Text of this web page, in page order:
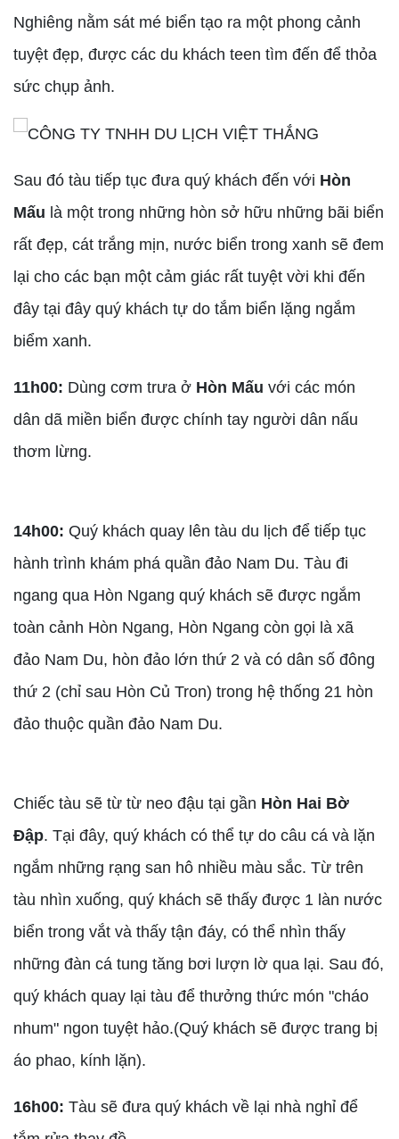
Nghiêng nằm sát mé biển tạo ra một phong cảnh
tuyệt đẹp, được các du khách teen tìm đến để thỏa
sức chụp ảnh.
Sau đó tàu tiếp tục đưa quý khách đến với Hòn
Mấu là một trong những hòn sở hữu những bãi biển
rất đẹp, cát trắng mịn, nước biển trong xanh sẽ đem
lại cho các bạn một cảm giác rất tuyệt vời khi đến
đây tại đây quý khách tự do tắm biển lặng ngắm
biểm xanh.
11h00: Dùng cơm trưa ở Hòn Mấu với các món
dân dã miền biển được chính tay người dân nấu
thơm lừng.
14h00: Quý khách quay lên tàu du lịch để tiếp tục
hành trình khám phá quần đảo Nam Du. Tàu đi
ngang qua Hòn Ngang quý khách sẽ được ngắm
toàn cảnh Hòn Ngang, Hòn Ngang còn gọi là xã
đảo Nam Du, hòn đảo lớn thứ 2 và có dân số đông
thứ 2 (chỉ sau Hòn Củ Tron) trong hệ thống 21 hòn
đảo thuộc quần đảo Nam Du.
Chiếc tàu sẽ từ từ neo đậu tại gần Hòn Hai Bờ
Đập. Tại đây, quý khách có thể tự do câu cá và lặn
ngắm những rạng san hô nhiều màu sắc. Từ trên
tàu nhìn xuống, quý khách sẽ thấy được 1 làn nước
biển trong vắt và thấy tận đáy, có thể nhìn thấy
những đàn cá tung tăng bơi lượn lờ qua lại. Sau đó,
quý khách quay lại tàu để thưởng thức món "cháo
nhum" ngon tuyệt hảo.(Quý khách sẽ được trang bị
áo phao, kính lặn).
16h00: Tàu sẽ đưa quý khách về lại nhà nghỉ để